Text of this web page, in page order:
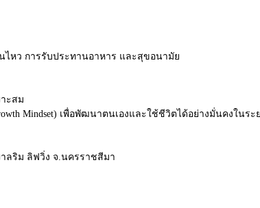
ไหว การรับประทานอาหาร และสุขอนามัย
ะสม
Mindset) เพื่อพัฒนาตนเองและใช้ชีวิตได้อย่างมั่นคงในระ
ลริม ลิฟวิ่ง จ.นครราชสีมา